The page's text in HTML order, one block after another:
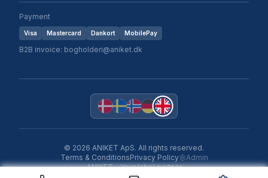
Payment
Visa Mastercard Dankort MobilePay
B2B invoice: bogholderi@aniket.dk
© 2026 ANIKET ApS. All rights reserved.
Terms & ConditionsPrivacy Policy
Admin
ANIKET – Your label partner